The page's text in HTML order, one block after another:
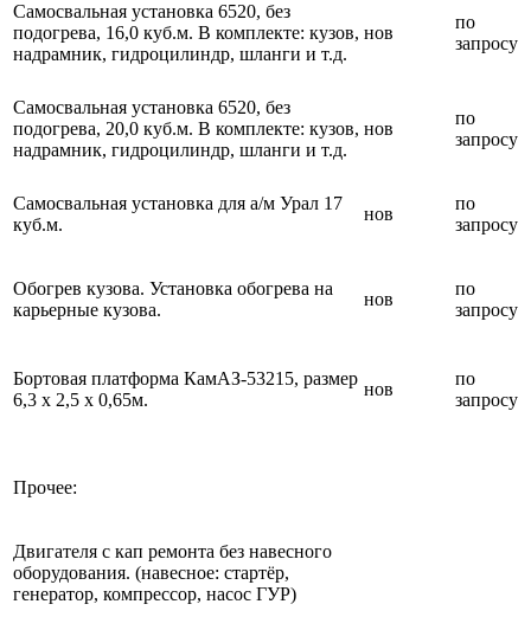
Самосвальная установка 6520, без
подогрева, 16,0 куб.м. В комплекте: кузов,
надрамник, гидроцилиндр, шланги и т.д.
нов
по
запросу
Самосвальная установка 6520, без
подогрева, 20,0 куб.м. В комплекте: кузов,
надрамник, гидроцилиндр, шланги и т.д.
нов
по
запросу
Самосвальная установка для а/м Урал 17
куб.м.
нов
по
запросу
Обогрев кузова. Установка обогрева на
карьерные кузова.
нов
по
запросу
Бортовая платформа КамАЗ-53215, размер
6,3 х 2,5 х 0,65м.
нов
по
запросу
Прочее:
Двигателя с кап ремонта без навесного
оборудования. (навесное: стартёр,
генератор, компрессор, насос ГУР)